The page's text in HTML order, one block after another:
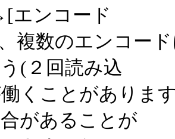
エンコード
複数のエンコー
(２回読み込
くことがありま
があることが